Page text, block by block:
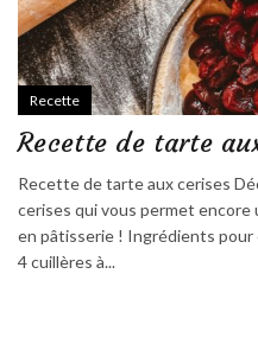
Recette
Recette de tarte
Recette de tarte aux cerises
cerises qui vous permet
en pâtisserie ! Ingrédients
4 cuillères à...